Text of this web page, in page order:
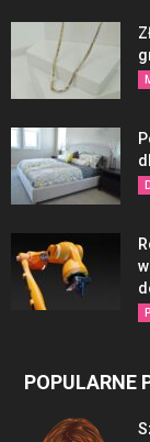
POPULARNE